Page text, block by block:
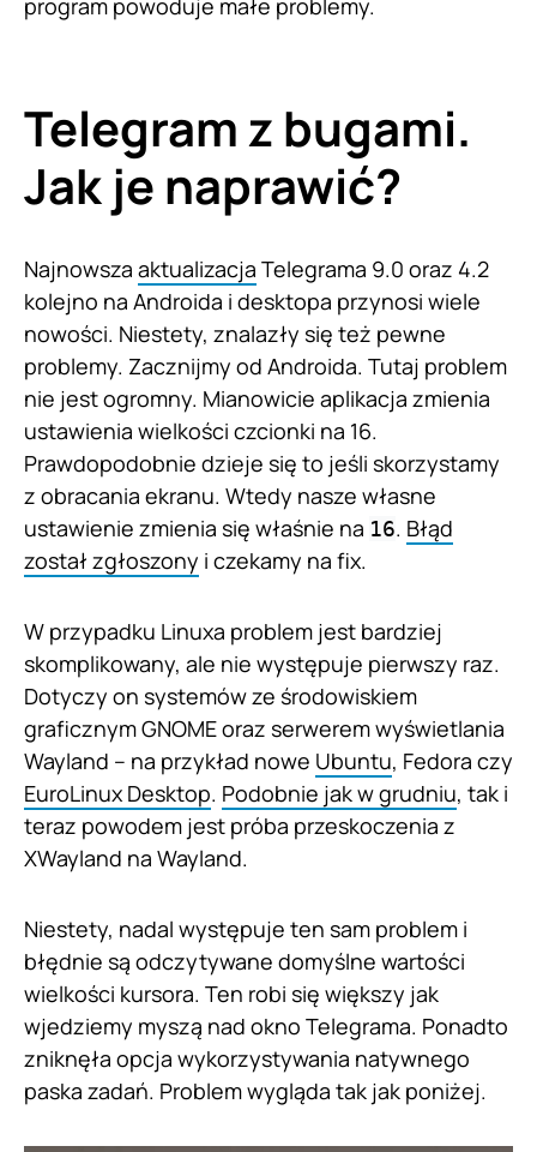
program powoduje małe problemy.
Telegram z bugami.
Jak je naprawić?
Najnowsza aktualizacja Telegrama 9.0 oraz 4.2
kolejno na Androida i desktopa przynosi wiele
nowości. Niestety, znalazły się też pewne
problemy. Zacznijmy od Androida. Tutaj problem
nie jest ogromny. Mianowicie aplikacja zmienia
ustawienia wielkości czcionki na 16.
Prawdopodobnie dzieje się to jeśli skorzystamy
z obracania ekranu. Wtedy nasze własne
ustawienie zmienia się właśnie na 16. Błąd
został zgłoszony i czekamy na fix.
W przypadku Linuxa problem jest bardziej
skomplikowany, ale nie występuje pierwszy raz.
Dotyczy on systemów ze środowiskiem
graficznym GNOME oraz serwerem wyświetlania
Wayland – na przykład nowe Ubuntu, Fedora czy
EuroLinux Desktop. Podobnie jak w grudniu, tak i
teraz powodem jest próba przeskoczenia z
XWayland na Wayland.
Niestety, nadal występuje ten sam problem i
błędnie są odczytywane domyślne wartości
wielkości kursora. Ten robi się większy jak
wjedziemy myszą nad okno Telegrama. Ponadto
zniknęła opcja wykorzystywania natywnego
paska zadań. Problem wygląda tak jak poniżej.